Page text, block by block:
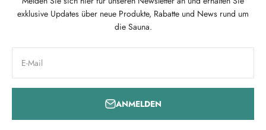
exklusive Updates über neue Produkte, Rabatte und News rund um
die Sauna.
E-Mail
ANMELDEN